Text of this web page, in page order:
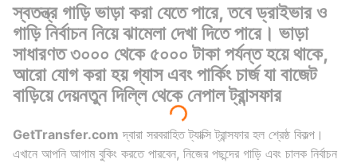
স্বতন্ত্র গাড়ি ভাড়া করা যেতে পারে, তবে ড্রাইভার ও
গাড়ি নির্বাচন নিয়ে ঝামেলা দেখা দিতে পারে। ভাড়া
সাধারণত ৩০০০ থেকে ৫০০০ টাকা পর্যন্ত হয়ে থাকে,
আরো যোগ করা হয় গ্যাস এবং পার্কিং চার্জ যা বাজেট
বাড়িয়ে দেয়নতুন দিল্লি থেকে নেপাল ট্রান্সফার
GetTransfer.com দ্বারা সরবরাহিত ট্যাক্সি ট্রান্সফার হল শ্রেষ্ঠ বিকল্প।
এখানে আপনি আগাম বুকিং করতে পারবেন, নিজের পছন্দের গাড়ি এবং চালক নির্বাচন